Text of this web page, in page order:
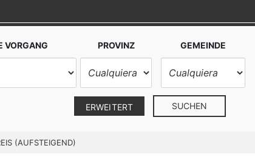
VORGANG PROVINZ GEMEINDE
ERWEITERT SUCHEN
(AUFSTEIGEND)